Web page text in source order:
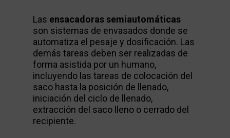
Las ensacadoras semiautomáticas
son sistemas de envasados donde se
automatiza el pesaje y dosificación. Las
demás tareas deben ser realizadas de
forma asistida por un humano,
incluyendo las tareas de colocación del
saco hasta la posición de llenado,
iniciación del ciclo de llenado,
extracción del saco lleno o cerrado del
recipiente.